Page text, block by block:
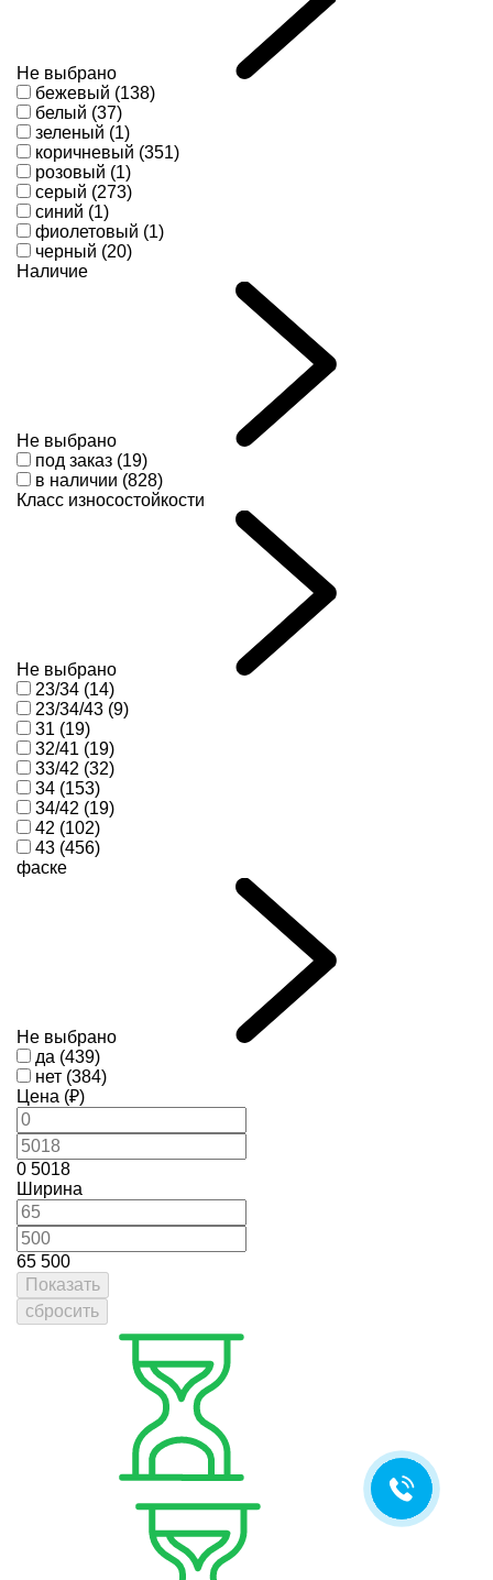
Не выбрано
бежевый (138)
белый (37)
зеленый (1)
коричневый (351)
розовый (1)
серый (273)
синий (1)
фиолетовый (1)
черный (20)
Наличие
Не выбрано
под заказ (19)
в наличии (828)
Класс износостойкости
Не выбрано
23/34 (14)
23/34/43 (9)
31 (19)
32/41 (19)
33/42 (32)
34 (153)
34/42 (19)
42 (102)
43 (456)
фаске
Не выбрано
да (439)
нет (384)
Цена (₽)
0 5018
Ширина
65 500
Показать
сбросить